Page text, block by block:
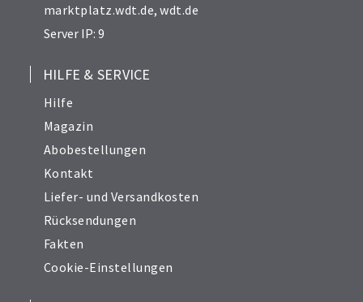
marktplatz.wdt.de,wdt.de
Server IP: 9
HILFE & SERVICE
Hilfe
Magazin
Abobestellungen
Kontakt
Liefer- und Versandkosten
Rücksendungen
Fakten
Cookie-Einstellungen